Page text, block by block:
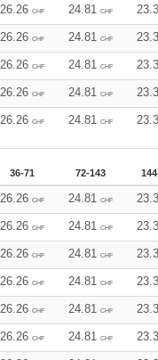
26.26CHF 24.81 CHF
26.26CHF 24.81 CHF
26.26CHF 24.81 CHF
26.26CHF 24.81 CHF
26.26CHF 24.81 CHF
36-71 72-143
26.26CHF 24.81 CHF
26.26CHF 24.81 CHF
26.26CHF 24.81 CHF
26.26CHF 24.81 CHF
26.26CHF 24.81 CHF
26.26CHF 24.81 CHF